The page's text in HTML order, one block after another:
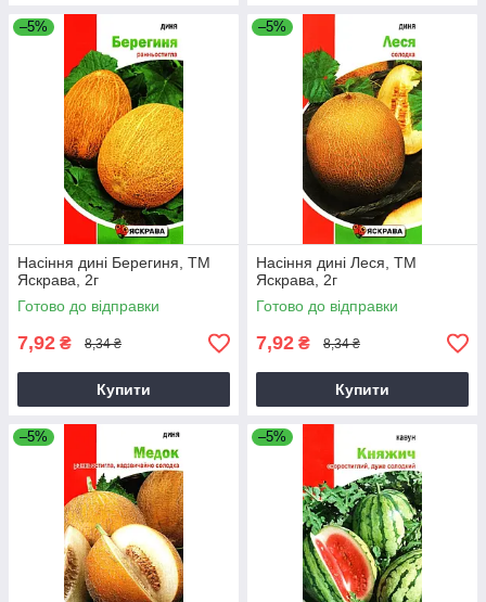
–5%
Насіння дині Берегиня, ТМ
Яскрава, 2г
Готово до відправки
7,92 ₴ 8,34 ₴
Купити
–5%
Насіння дині Леся, ТМ
Яскрава, 2г
Готово до відправки
7,92 ₴ 8,34 ₴
Купити
–5% –5%